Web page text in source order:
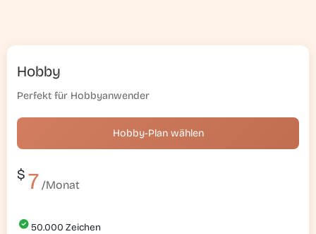
Hobby
Perfekt für Hobbyanwender
Hobby-Plan wählen
$ 7 /Monat
50.000 Zeichen